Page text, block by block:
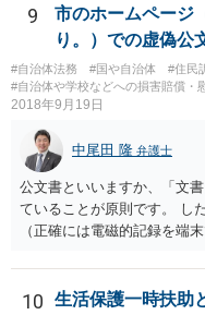
9
市のホームページ
り。）での虚偽公
#自治体法務 #国や自治体
#住民
#自治体や学校などへの損害賠償・
2018年9月19日
中尾田 隆 弁護士
公文書といいますか、「文
ていることが原則です。 し
（正確には電磁的記録を端
するか否かとなります。 ま
実証明に関する電磁的記録
ったときに裁判所がどのよ
10 生活保護一時扶助